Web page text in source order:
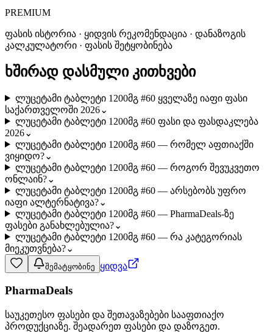
PREMIUM
ფასის ისტორია · ყიდვის რეკომენდაცია · დანაზოგის
კალკულატორი · ფასის შეტყობინება
ხშირად დასმული კითხვები
ლუცეტამი ტაბლეტი 1200მგ #60 ყველაზე იაფი ფასი
საქართველოში 2026⌄
ლუცეტამი ტაბლეტი 1200მგ #60 ფასი და ფასდაკლება
2026⌄
ლუცეტამი ტაბლეტი 1200მგ #60 — რომელ აფთიაქში
ვიყიდო?⌄
ლუცეტამი ტაბლეტი 1200მგ #60 — როგორ შევუკვეთო
ონლაინ?⌄
ლუცეტამი ტაბლეტი 1200მგ #60 — არსებობს უფრო
იაფი ალტერნატივა?⌄
ლუცეტამი ტაბლეტი 1200მგ #60 — PharmaDeals-ზე
ფასები განახლებულია?⌄
ლუცეტამი ტაბლეტი 1200მგ #60 — რა კატეგორიას
მიეკუთვნება?⌄
შემატყობინე ყიდვა
PharmaDeals
საუკეთესო ფასები და შეთავაზებები სააფთიაქო
პროდუქციაზე. შეადარეთ ფასები და დაზოგეთ.